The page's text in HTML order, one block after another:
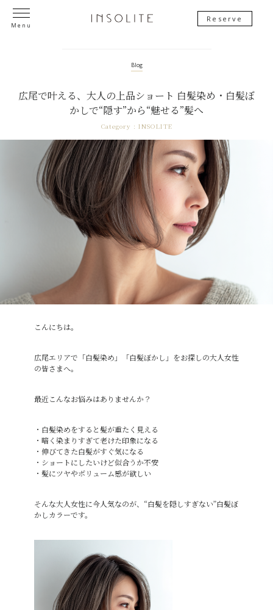
Menu
Reserve
Blog
広尾で叶える、大人の上品ショート 白髪染め・白髪ぼ
かしで“隠す”から“魅せる”髪へ
Category : INSOLITE
こんにちは。
広尾エリアで「白髪染め」「白髪ぼかし」をお探しの大人女性
の皆さまへ。
最近こんなお悩みはありませんか？
・白髪染めをすると髪が重たく見える
・暗く染まりすぎて老けた印象になる
・伸びてきた白髪がすぐ気になる
・ショートにしたいけど似合うか不安
・髪にツヤやボリューム感が欲しい
そんな大人女性に今人気なのが、“白髪を隠しすぎない”白髪ぼ
かしカラーです。